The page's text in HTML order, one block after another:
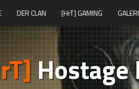
DER CLAN [HrT] GAMING
Hostage